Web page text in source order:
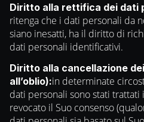
Diritto alla rettifica dei dati
ritenga che i dati personali da
siano inesatti, ha il diritto di
dati personali identificativi.
Diritto alla cancellazione
all’oblio):in determinate
dati personali sono stati
revocato il Suo consenso